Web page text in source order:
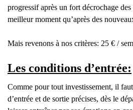
progressif après un fort décrochage
meilleur moment qu’après des
Mais revenons à nos critères: 25 € /
Les conditions d’entrée:
Comme pour tout investissement, il
d’entrée et de sortie précises, dès le